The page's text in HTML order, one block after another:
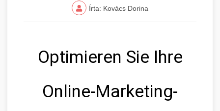
Írta: Kovács Dorina
Optimieren Sie Ihre
Online-Marketing-